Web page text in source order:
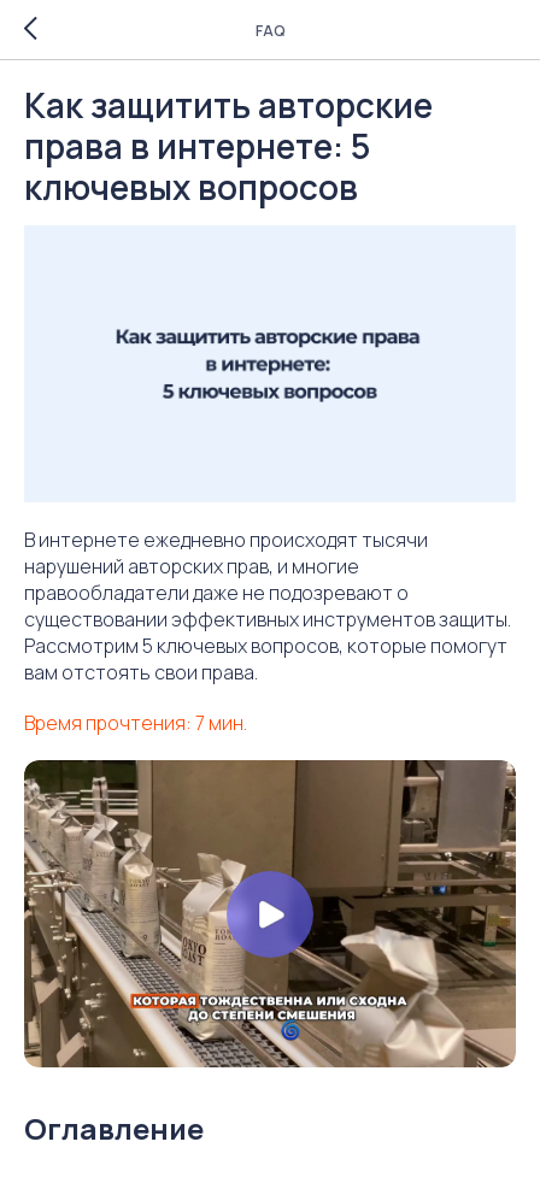
FAQ
Как защитить авторские
права в интернете: 5
ключевых вопросов
В интернете ежедневно происходят тысячи
нарушений авторских прав, и многие
правообладатели даже не подозревают о
существовании эффективных инструментов защиты.
Рассмотрим 5 ключевых вопросов, которые помогут
вам отстоять свои права.
Время прочтения: 7 мин.
Оглавление